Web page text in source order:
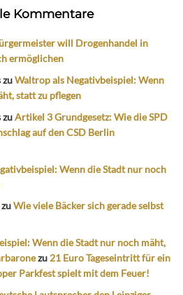
Kommentare
will Drogenhandel in
ermöglichen
zuWaltrop als Negativbeispiel: Wenn
statt zu pflegen
zuArtikel 3 Grundgesetz: Wie die SPD
auf den CSD Berlin
Wenn die Stadt nur noch
zuWie viele Bäcker sich gerade selbst
Wenn die Stadt nur noch mäht,
zu 21 Euro Tageseintritt für ein
Parkfest spielt mit dem Feuer!